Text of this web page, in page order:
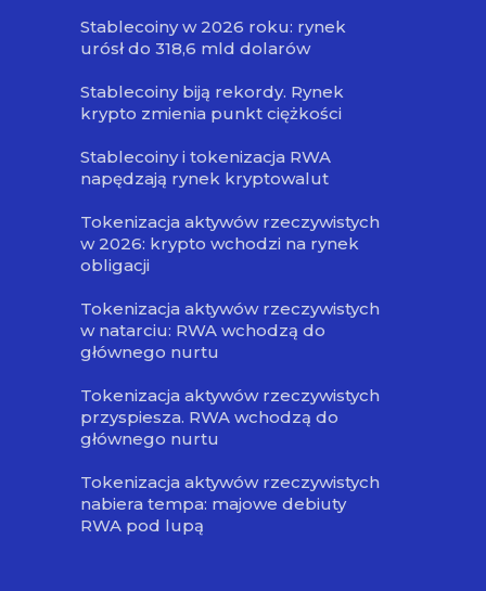
Stablecoiny w 2026 roku: rynek
urósł do 318,6 mld dolarów
Stablecoiny biją rekordy. Rynek
krypto zmienia punkt ciężkości
Stablecoiny i tokenizacja RWA
napędzają rynek kryptowalut
Tokenizacja aktywów rzeczywistych
w 2026: krypto wchodzi na rynek
obligacji
Tokenizacja aktywów rzeczywistych
w natarciu: RWA wchodzą do
głównego nurtu
Tokenizacja aktywów rzeczywistych
przyspiesza. RWA wchodzą do
głównego nurtu
Tokenizacja aktywów rzeczywistych
nabiera tempa: majowe debiuty
RWA pod lupą